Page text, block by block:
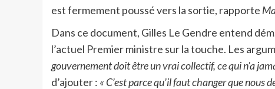
est fermement poussé vers la sortie, rapporte
Dans ce document, Gilles Le Gendre entend
l’actuel Premier ministre sur la touche. Les
gouvernement doit être un vrai collectif, ce qui n’a
d’ajouter : « C’est parce qu’il faut changer que nous